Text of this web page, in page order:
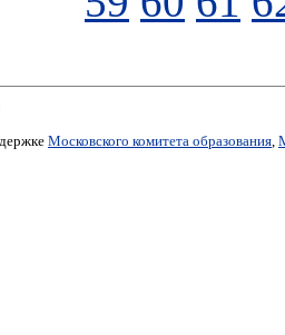
Московского комитета образования,